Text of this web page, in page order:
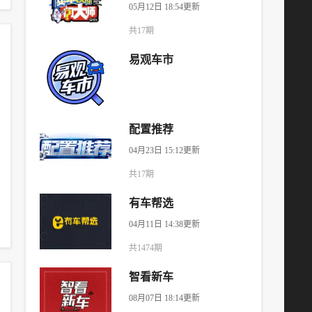
05月12日 18:54更新
共17期
易观车市
配置推荐
04月23日 15:12更新
共17期
有车帮选
04月11日 14:38更新
共1474期
智看新车
08月07日 18:14更新